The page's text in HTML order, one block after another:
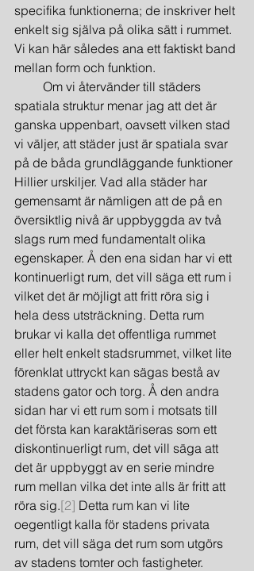
specifika funktionerna; de inskriver helt
enkelt sig själva på olika sätt i rummet.
Vi kan här således ana ett faktiskt band
mellan form och funktion.
Om vi återvänder till städers
spatiala struktur menar jag att det är
ganska uppenbart, oavsett vilken stad
vi väljer, att städer just är spatiala svar
på de båda grundläggande funktioner
Hillier urskiljer. Vad alla städer har
gemensamt är nämligen att de på en
översiktlig nivå är uppbyggda av två
slags rum med fundamentalt olika
egenskaper. Å den ena sidan har vi ett
kontinuerligt rum, det vill säga ett rum i
vilket det är möjligt att fritt röra sig i
hela dess utsträckning. Detta rum
brukar vi kalla det offentliga rummet
eller helt enkelt stadsrummet, vilket lite
förenklat uttryckt kan sägas bestå av
stadens gator och torg. Å den andra
sidan har vi ett rum som i motsats till
det första kan karaktäriseras som ett
diskontinuerligt rum, det vill säga att
det är uppbyggt av en serie mindre
rum mellan vilka det inte alls är fritt att
röra sig.[2] Detta rum kan vi lite
oegentligt kalla för stadens privata
rum, det vill säga det rum som utgörs
av stadens tomter och fastigheter.